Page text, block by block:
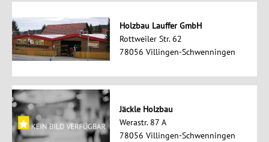
Holzbau Lauffer GmbH
Rottweiler Str. 62
78056 Villingen-Schwenningen
Jäckle Holzbau
Werastr. 87 A
78056 Villingen-Schwenningen